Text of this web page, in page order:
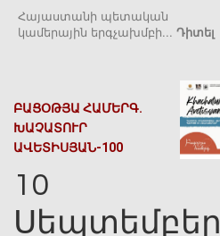
Հայաստանի պետական
կամերային երգչախմբի... Դիտել
ԲԱՑՕԹՅԱ ՀԱՄԵՐԳ.
ԽԱՉԱՏՈՒՐ
ԱՎԵՏԻՍՅԱՆ-100
10
Սեպտեմբեր